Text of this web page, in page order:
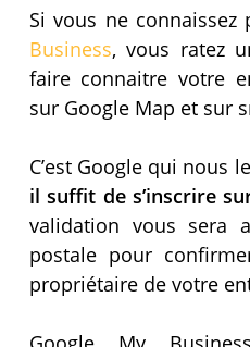
Si vous ne connaissez
Business, vous ratez
faire connaitre votre
sur Google Map et sur
C’est Google qui nous
il suffit de s’inscrire
validation vous sera
postale pour
propriétaire de votre